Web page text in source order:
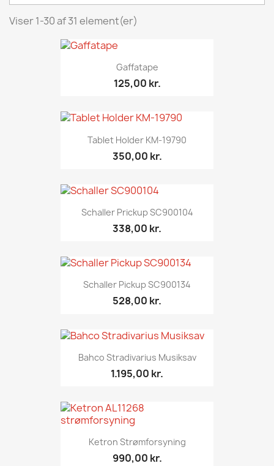
Viser 1-30 af 31 element(er)
Gaffatape
125,00 kr.
Tablet Holder KM-19790
350,00 kr.
Schaller Prickup SC900104
338,00 kr.
Schaller Pickup SC900134
528,00 kr.
Bahco Stradivarius Musiksav
1.195,00 kr.
Ketron Strømforsyning
990,00 kr.